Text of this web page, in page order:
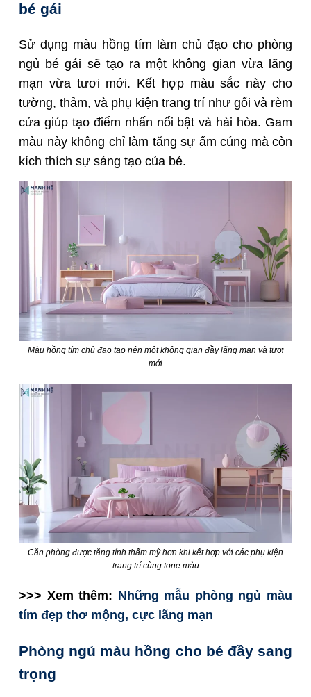
bé gái
Sử dụng màu hồng tím làm chủ đạo cho phòng
ngủ bé gái sẽ tạo ra một không gian vừa lãng
mạn vừa tươi mới. Kết hợp màu sắc này cho
tường, thảm, và phụ kiện trang trí như gối và rèm
cửa giúp tạo điểm nhấn nổi bật và hài hòa. Gam
màu này không chỉ làm tăng sự ấm cúng mà còn
kích thích sự sáng tạo của bé.
Màu hồng tím chủ đạo tạo nên một không gian đầy lãng mạn và tươi
mới
Căn phòng được tăng tính thẩm mỹ hơn khi kết hợp với các phụ kiện
trang trí cùng tone màu
>>> Xem thêm: Những mẫu phòng ngủ màu
tím đẹp thơ mộng, cực lãng mạn
Phòng ngủ màu hồng cho bé đầy sang
trọng